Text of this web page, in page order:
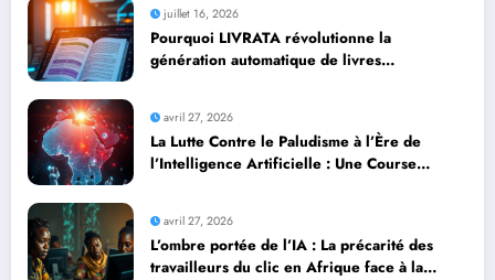
juillet 16, 2026
Pourquoi LIVRATA révolutionne la
génération automatique de livres
avril 27, 2026
La Lutte Contre le Paludisme à l’Ère de
l’Intelligence Artificielle : Une Course
avril 27, 2026
L’ombre portée de l’IA : La précarité des
travailleurs du clic en Afrique face à la